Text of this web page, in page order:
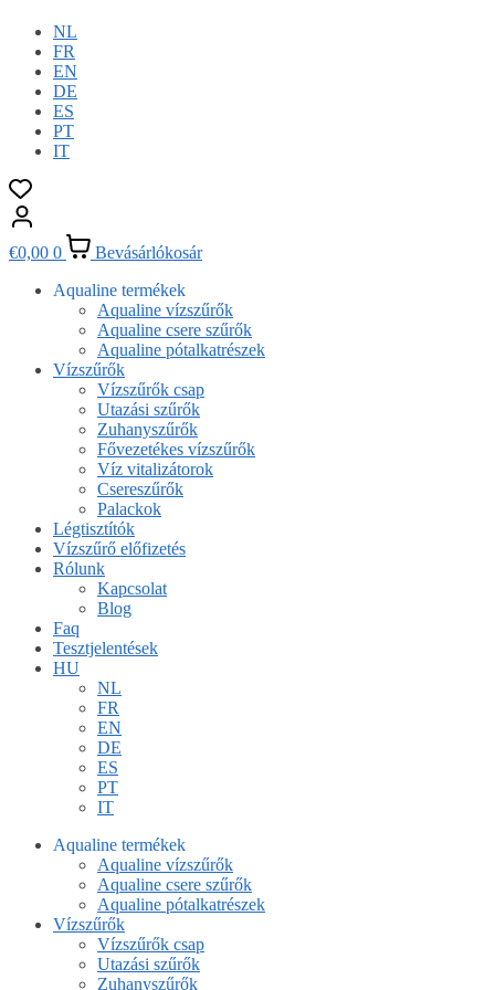
NL
FR
EN
DE
ES
PT
IT
€0,00 0
Bevásárlókosár
Aqualine termékek
Aqualine vízszűrők
Aqualine csere szűrők
Aqualine pótalkatrészek
Vízszűrők
Vízszűrők csap
Utazási szűrők
Zuhanyszűrők
Fővezetékes vízszűrők
Víz vitalizátorok
Csereszűrők
Palackok
Légtisztítók
Vízszűrő előfizetés
Rólunk
Kapcsolat
Blog
Faq
Tesztjelentések
HU
NL
FR
EN
DE
ES
PT
IT
Aqualine termékek
Aqualine vízszűrők
Aqualine csere szűrők
Aqualine pótalkatrészek
Vízszűrők
Vízszűrők csap
Utazási szűrők
Zuhanyszűrők